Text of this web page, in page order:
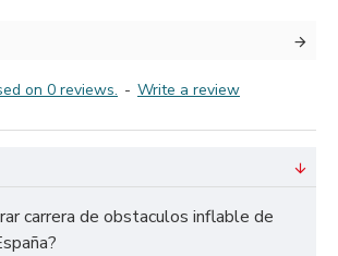
on 0 reviews. - Write a review
carrera de obstaculos inflable de